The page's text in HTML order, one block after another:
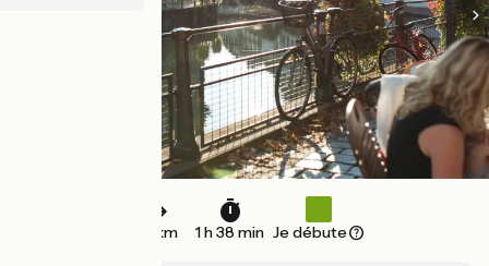
24 km 1 h 38 min Je débute